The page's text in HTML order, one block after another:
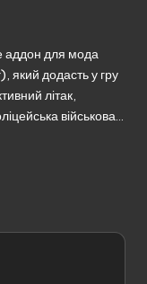
для мода
додасть у гру
літак,
військова…